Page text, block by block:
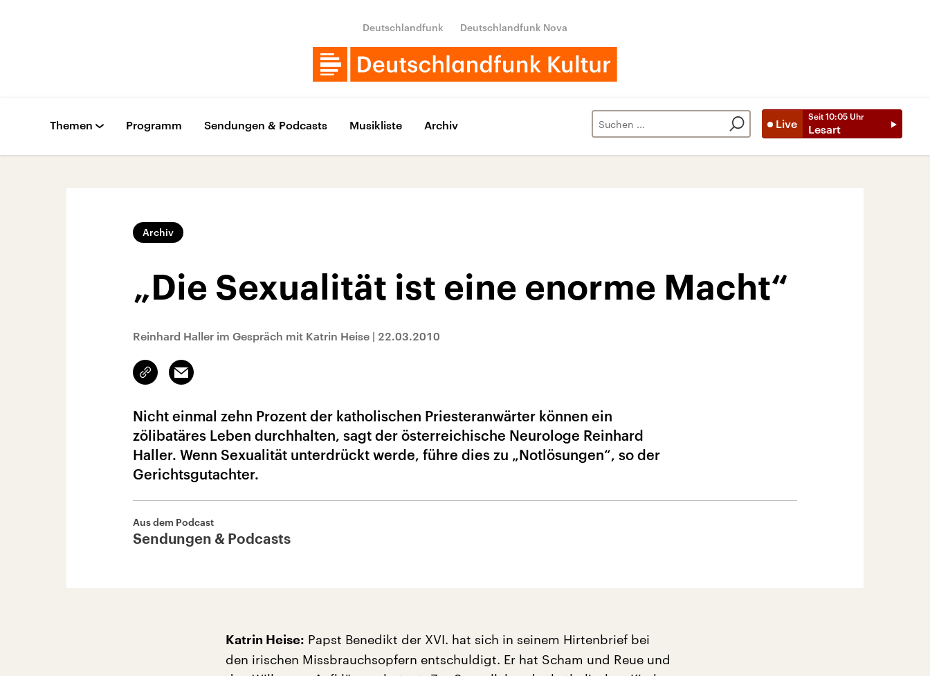
Deutschlandfunk Deutschlandfunk Nova
Live
Seit 10:05 Uhr
Lesart
Themen Programm Sendungen & Podcasts Musikliste Archiv
Archiv
„Die Sexualität ist eine enorme Macht“
Reinhard Haller im Gespräch mit Katrin Heise | 22.03.2010
Link
kopieren/teilen
Email
Nicht einmal zehn Prozent der katholischen Priesteranwärter können ein
zölibatäres Leben durchhalten, sagt der österreichische Neurologe Reinhard
Haller. Wenn Sexualität unterdrückt werde, führe dies zu „Notlösungen“, so der
Gerichtsgutachter.
Aus dem Podcast
Sendungen & Podcasts
Katrin Heise: Papst Benedikt der XVI. hat sich in seinem Hirtenbrief bei
den irischen Missbrauchsopfern entschuldigt. Er hat Scham und Reue und